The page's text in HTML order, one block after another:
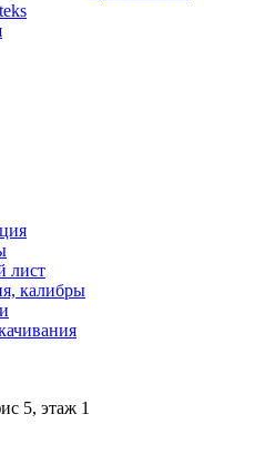
лист
калибры
5, этаж 1